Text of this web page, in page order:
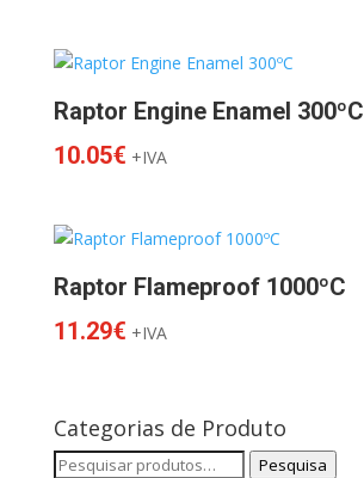
Raptor Engine Enamel 300ºC
10.05€ +IVA
Raptor Flameproof 1000ºC
11.29€ +IVA
Categorias de Produto
Pesquisar
Pesquisa